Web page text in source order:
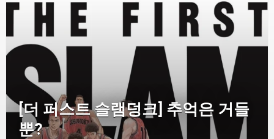
[더 퍼스트 슬램덩크] 추억은 거들
뿐?